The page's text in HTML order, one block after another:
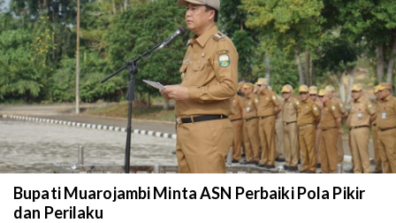
Bupati Muarojambi Minta ASN Perbaiki Pola Pikir
dan Perilaku